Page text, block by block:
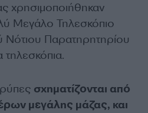
χρησιμοποιήθηκαν
Μεγάλο Τηλεσκόπιο
Νότιου Παρατηρητηρίου
τηλεσκόπια.
σχηματίζονται από
μεγάλης μάζας, και